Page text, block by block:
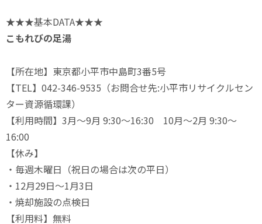
★★★基本DATA★★★
こもれびの足湯
【所在地】東京都小平市中島町3番5号
【TEL】042-346-9535（お問合せ先:小平市リサイクルセン
ター資源循環課）
【利用時間】3月～9月 9:30～16:30 10月～2月 9:30～
16:00
【休み】
・毎週木曜日（祝日の場合は次の平日）
・12月29日～1月3日
・焼却施設の点検日
【利用料】無料